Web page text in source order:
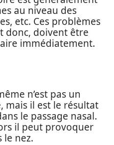
au niveau des
etc. Ces problèmes
donc, doivent être
immédiatement.
n’est pas un
mais il est le résultat
le passage nasal.
il peut provoquer
le nez.